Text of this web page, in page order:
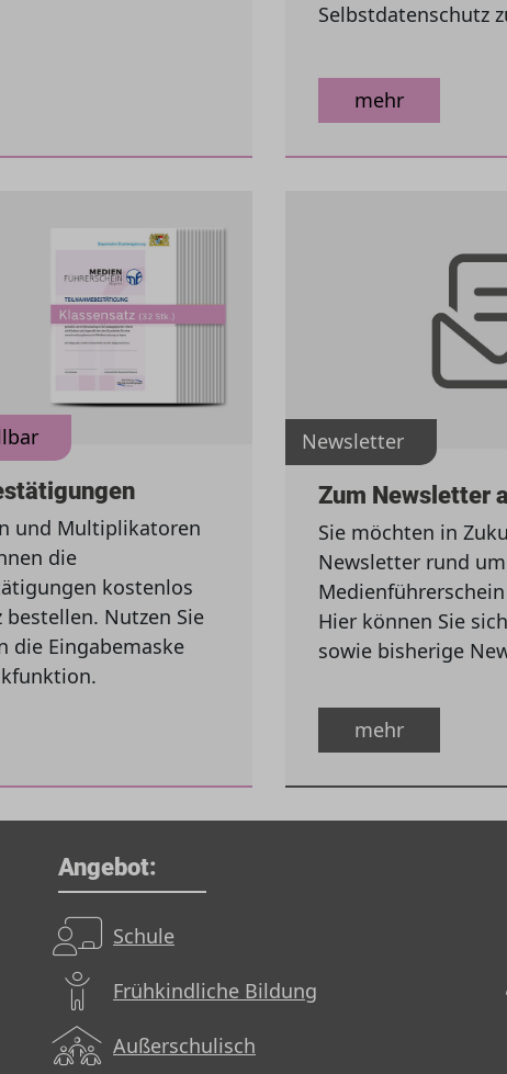
Selbstdatenschutz
mehr
und Multiplikatoren
die
kostenlos
bestellen. Nutzen Sie
die Eingabemaske
Newsletter
Zum Newsletter
Sie möchten in
Newsletter rund
Hier können Sie
sowie bisherige
mehr
Angebot:
Schule
Frühkindliche Bildung
Außerschulisch